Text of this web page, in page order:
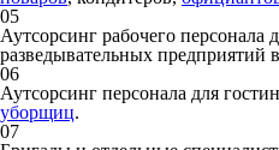
05
Аутсорсинг рабочего
разведывательных предприятий
06
Аутсорсинг персонала для
уборщиц.
07